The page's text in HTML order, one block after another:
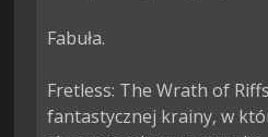
Fabuła.
Fretless: The Wrath of
fantastycznej krainy, w